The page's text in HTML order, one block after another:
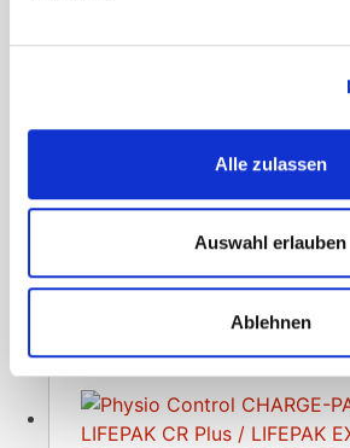
Alle zulassen
Auswahl erlauben
Ablehnen
Versandkosten
Versandzeit:14 Tage